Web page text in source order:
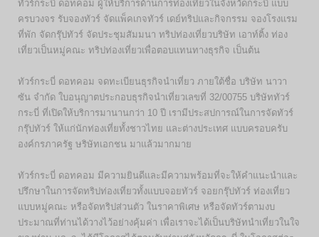
ทัวร์กระบี่ ดอทคอม ผู้ให้บริการด้านการท่องเที่ยวในจังหวัดกระบี่ แบบ
ครบวงจร รับจองทัวร์ จัดแพ็คเกจทัวร์ เดย์ทริปและกิจกรรม จองโรงแรม
ที่พัก จัดกรุ๊ปทัวร์ จัดประชุมสัมมนา ทริปท่องเที่ยวบริษัท เอาท์ติ้ง ท่อง
เที่ยวเป็นหมู่คณะ ทริปท่องเที่ยวเพื่อตอบแทนทางธุรกิจ เป็นต้น
ทัวร์กระบี่ ดอทคอม จดทะเบียนธุรกิจนำเที่ยว ภายใต้ชื่อ บริษัท นาวา
ซัน จำกัด ใบอนุญาตประกอบธุรกิจนำเที่ยวเลขที่ 32/00755 บริษัททัวร์
กระบี่ ที่เปิดให้บริการมานานกว่า 10 ปี เรามีประสปการณ์ในการจัดทัวร์
กรุ๊ปทัวร์ ให้แก่นักท่องเที่ยทั้งชาวไทย และต่างประเทศ แบบครอบครับ
องค์กรภาครัฐ ษริษัทเอกชน มาแล้วมากมาย
ทัวร์กระบี่ ดอทคอม มีความยินดีและมีความพร้อมที่จะให้คำแนะนำและ
ปรึกษาในการจัดทริปท่องเที่ยวทั้งแบบจอยทัวร์ จอยกรุ๊ปทัวร์ ท่องเที่ยว
แบบหมู่คณะ หรือจัดทริปส่วนตัว ในราคาพิเศษ หรือจัดทัวร์ตามงบ
ประมาณที่ท่านได้วางไว้อย่างคุ้มค่า เพื่อเราจะได้เป็นบริษัทนำเที่ยวในใจ